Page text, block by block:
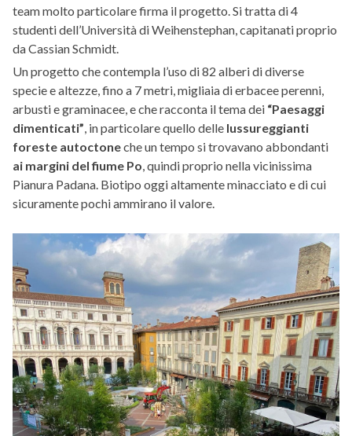
team molto particolare firma il progetto. Si tratta di 4
studenti dell’Università di Weihenstephan, capitanati proprio
da Cassian Schmidt.
Un progetto che contempla l’uso di 82 alberi di diverse
specie e altezze, fino a 7 metri, migliaia di erbacee perenni,
arbusti e graminacee, e che racconta il tema dei “Paesaggi
dimenticati”, in particolare quello delle lussureggianti
foreste autoctoneche un tempo si trovavano abbondanti
ai margini del fiume Po, quindi proprio nella vicinissima
Pianura Padana. Biotipo oggi altamente minacciato e di cui
sicuramente pochi ammirano il valore.